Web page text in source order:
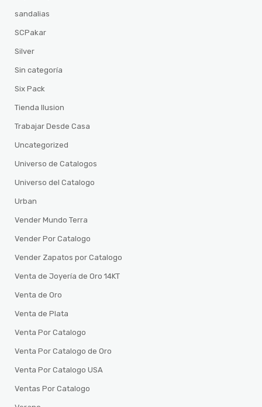
sandalias
SCPakar
Silver
Sin categoría
Six Pack
Tienda Ilusion
Trabajar Desde Casa
Uncategorized
Universo de Catalogos
Universo del Catalogo
Urban
Vender Mundo Terra
Vender Por Catalogo
Vender Zapatos por Catalogo
Venta de Joyería de Oro 14KT
Venta de Oro
Venta de Plata
Venta Por Catalogo
Venta Por Catalogo de Oro
Venta Por Catalogo USA
Ventas Por Catalogo